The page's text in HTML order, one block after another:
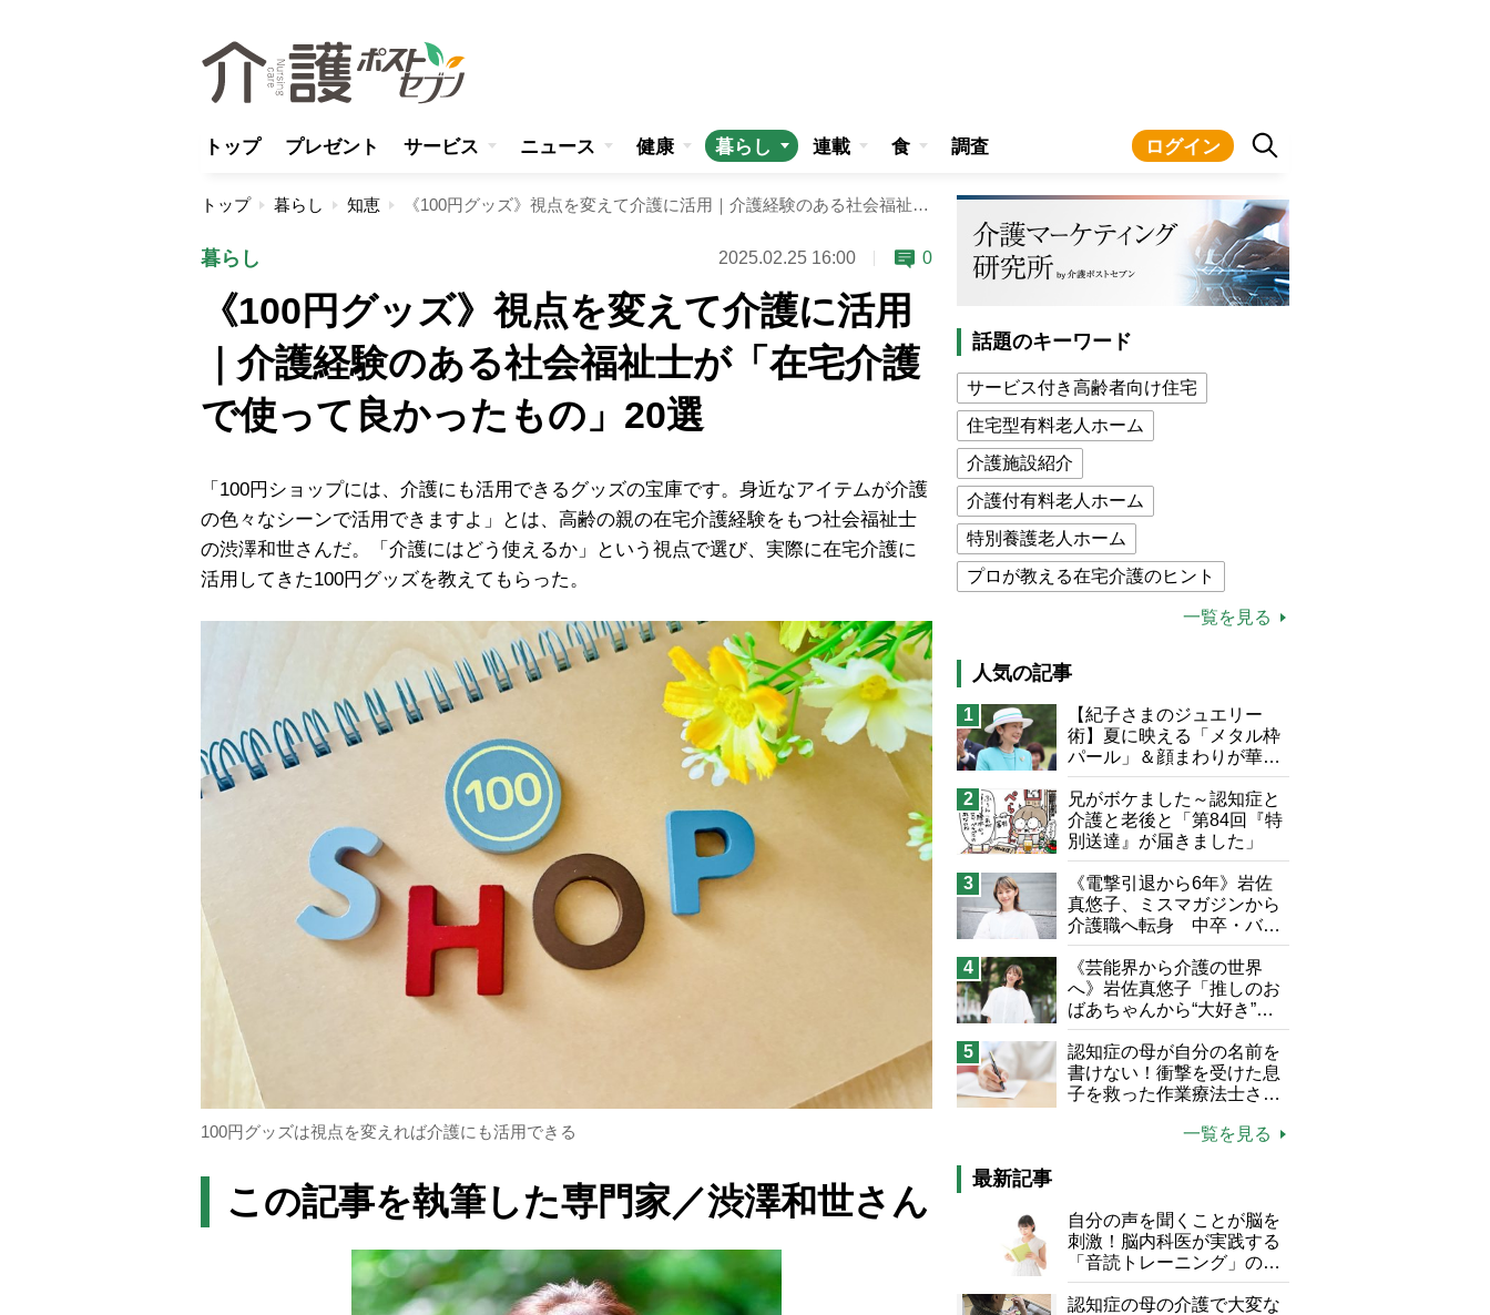
トップ プレゼント サービス ニュース 健康 暮らし 連載 食 調査 ログイン
トップ 暮らし 知恵 《100円グッズ》視点を変えて介護に活用｜介護経験のある社会福祉士が「在宅介護で使って良かったもの」20選
暮らし 2025.02.25 16:00 0
《100円グッズ》視点を変えて介護に活用
｜介護経験のある社会福祉士が「在宅介護
で使って良かったもの」20選
「100円ショップには、介護にも活用できるグッズの宝庫です。身近なアイテムが介護
の色々なシーンで活用できますよ」とは、高齢の親の在宅介護経験をもつ社会福祉士
の渋澤和世さんだ。「介護にはどう使えるか」という視点で選び、実際に在宅介護に
活用してきた100円グッズを教えてもらった。
100円グッズは視点を変えれば介護にも活用できる
この記事を執筆した専門家／渋澤和世さん
話題のキーワード
サービス付き高齢者向け住宅
住宅型有料老人ホーム
介護施設紹介
介護付有料老人ホーム
特別養護老人ホーム
プロが教える在宅介護のヒント
介護食
猫が母になつきません
息子の遠距離介護サバイバル術
兄がボケました
便利なサービス
予防法
一覧を見る
人気の記事
1
【紀子さまのジュエリー
術】夏に映える「メタル枠
パール」＆顔まわりが華や
ぐ「揺れる一粒」の使い分
け方
2
兄がボケました～認知症と
介護と老後と「第84回『特
別送達』が届きました」
3
《電撃引退から6年》岩佐
真悠子、ミスマガジンから
介護職へ転身 中卒・バイ
ト経験ゼロの彼女が見つけ
た“居場所”「社会の役に立
ちながら自分らしくいられ
る」
4
《芸能界から介護の世界
へ》岩佐真悠子「推しのお
ばあちゃんから“大好き”を
もらえる」理不尽さも吹き
飛ぶ“やりがい”、介護の現
場は「愛おしい」
5
認知症の母が自分の名前を
書けない！衝撃を受けた息
子を救った作業療法士さん
一覧を見る
最新記事
自分の声を聞くことが脳を
刺激！脳内科医が実践する
「音読トレーニング」の極
意
認知症の母の介護で大変な